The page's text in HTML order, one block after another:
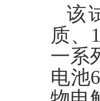
该
质、
一系
电池